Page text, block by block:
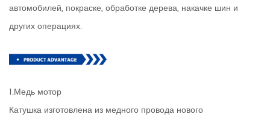
автомобилей, покраске, обработке дерева, накачке шин и
других операциях.
1.Медь мотор
Катушка изготовлена ​​из медного провода нового